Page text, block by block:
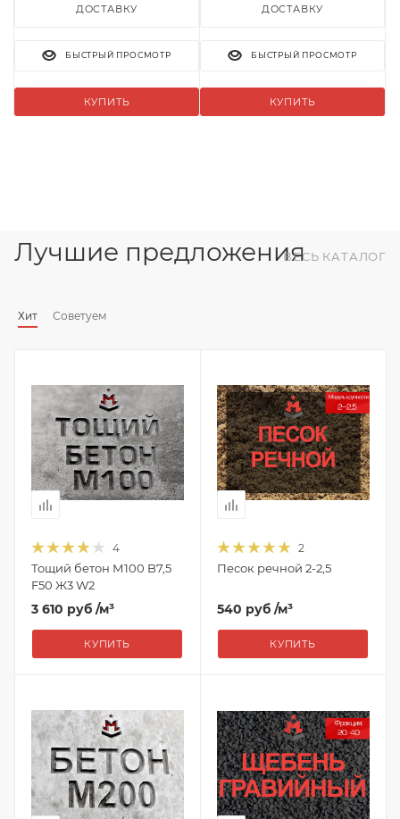
КУПИТЬ
ДОСТАВКУ
БЫСТРЫЙ ПРОСМОТР
КУПИТЬ
ДОСТАВКУ
БЫСТРЫЙ ПРОСМОТР
Лучшие предложения
Хит Советуем
ВЕСЬ КАТАЛОГ
4
Тощий бетон М100 B7,5
F50 Ж3 W2
3 610 руб /м³
КУПИТЬ
2
Песок речной 2-2,5
540 руб /м³
КУПИТЬ